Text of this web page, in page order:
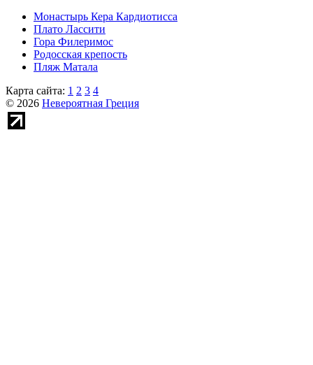
Монастырь Кера Кардиотисса
Плато Лассити
Гора Филеримос
Родосская крепость
Пляж Матала
Карта сайта: 1 2 3 4
© 2026 Невероятная Греция